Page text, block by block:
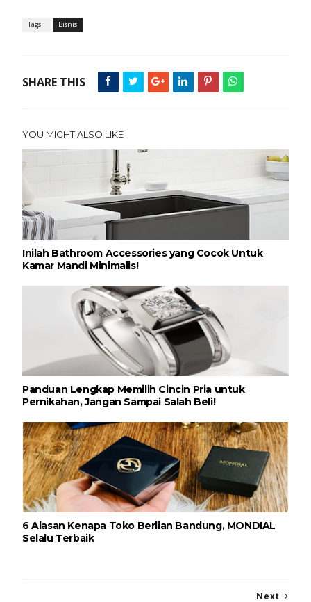
Tags : Bisnis
SHARE THIS
YOU MIGHT ALSO LIKE
Inilah Bathroom Accessories yang Cocok Untuk
Kamar Mandi Minimalis!
Panduan Lengkap Memilih Cincin Pria untuk
Pernikahan, Jangan Sampai Salah Beli!
6 Alasan Kenapa Toko Berlian Bandung, MONDIAL
Selalu Terbaik
Next